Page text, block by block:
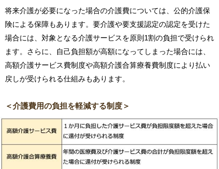
将来介護が必要になった場合の介護費については、公的介護保
険による保障もあります。要介護や要支援認定の認定を受けた
場合には、対象となる介護サービスを原則1割の負担で受けられ
ます。さらに、自己負担額が高額になってしまった場合には、
高額介護サービス費制度や高額介護合算療養費制度により払い
戻しが受けられる仕組みもあります。
＜介護費用の負担を軽減する制度＞